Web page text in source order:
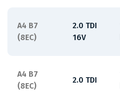
A4 B7
(8EC)
2.0 TDI
16V
A4 B7
(8EC)
2.0 TDI